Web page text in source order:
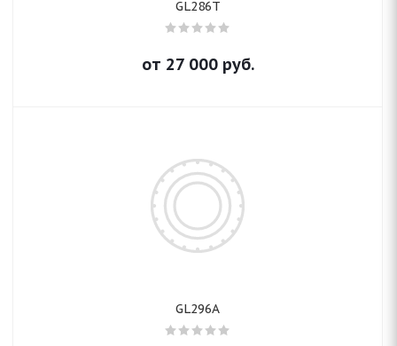
GL286T
от 27 000руб.
GL296A